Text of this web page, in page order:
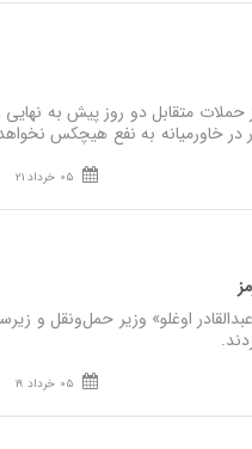
حملات متقابل دو روز پیش به
خاورمیانه به نفع هیچکس
05 خرداد 21
اوغلو» وزیر حمل‌ونقل و
05 خرداد 19